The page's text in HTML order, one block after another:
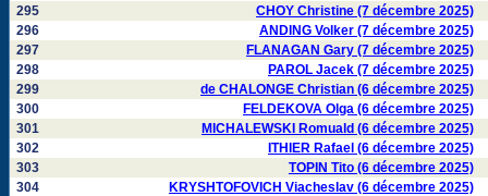
295
CHOY Christine (7 décembre 2025)
296
ANDING Volker (7 décembre 2025)
297
FLANAGAN Gary (7 décembre 2025)
298
PAROL Jacek (7 décembre 2025)
299
de CHALONGE Christian (6 décembre 2025)
300
FELDEKOVA Olga (6 décembre 2025)
301
MICHALEWSKI Romuald (6 décembre 2025)
302
ITHIER Rafael (6 décembre 2025)
303
TOPIN Tito (6 décembre 2025)
304
KRYSHTOFOVICH Viacheslav (6 décembre 2025)